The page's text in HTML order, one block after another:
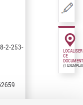
2-253-
LOCALISER
CE
DOCUMENT
(1